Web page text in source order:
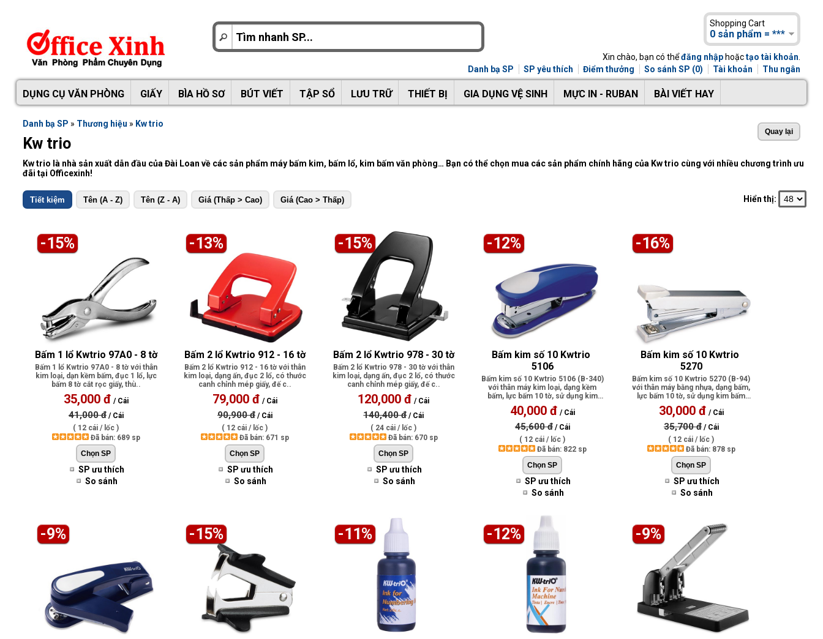
Shopping Cart
0 sản phẩm = ***
Xin chào, bạn có thểđăng nhập hoặctạo tài khoản
Danh bạ SP
SP yêu thích Điểm thưởng So sánh SP (0) Tài khoản Thu ngân
DỤNG CỤ VĂN PHÒNG GIẤY BÌA HỒ SƠ BÚT VIẾT TẬP SỔ LƯU TRỮ THIẾT BỊ GIA DỤNG VỆ SINH MỰC IN - RUBAN BÀI VIẾT HAY
Danh bạ SP » Thương hiệu » Kw trio
Kw trio
Kw trio là nhà sản xuất dẫn đầu của Đài Loan về các sản phẩm máy bấm kim, bấm lổ, kim bấm văn phòng… Bạn có thể chọn mua các sản phẩm chính hãng của Kw trio cùng với nhiều chương trình ưu
đãi tại Officexinh!
Hiển thị:
Tiết kiệm Tên (A - Z) Tên (Z - A) Giá (Thấp > Cao) Giá (Cao > Thấp)
-15%
Bấm 1 lổ Kwtrio 97A0 - 8 tờ
Bấm 1 lổ Kwtrio 97A0 - 8 tờ với thân
kim loại, dạn kềm bấm, đục 1 lổ, lực
bấm 8 tờ cắt rọc giấy, thù..
35,000 đ / Cái
41,000 đ/ Cái
( 12 cái / lốc )
Đã bán: 689 sp
SP ưu thích
So sánh
-13%
Bấm 2 lổ Kwtrio 912 - 16 tờ
Bấm 2 lổ Kwtrio 912 - 16 tờ với thân
kim loại, dạng ấn, đục 2 lổ, có thước
canh chỉnh mép giấy, đế c..
79,000 đ / Cái
90,900 đ/ Cái
( 12 cái / lốc )
Đã bán: 671 sp
SP ưu thích
So sánh
-15%
Bấm 2 lổ Kwtrio 978 - 30 tờ
Bấm 2 lổ Kwtrio 978 - 30 tờ với thân
kim loại, dạng ấn, đục 2 lổ, có thước
canh chỉnh mép giấy, đế c..
120,000 đ / Cái
140,400 đ/ Cái
( 24 cái / lốc )
Đã bán: 670 sp
SP ưu thích
So sánh
-12%
Bấm kim số 10 Kwtrio
5106
Bấm kim số 10 Kwtrio 5106 (B-340)
với thân máy kim loại, dạng kềm
bấm, lực bấm 10 tờ, sử dụng kim
bấ..
40,000 đ / Cái
45,600 đ/ Cái
( 12 cái / lốc )
Đã bán: 822 sp
SP ưu thích
So sánh
-16%
Bấm kim số 10 Kwtrio
5270
Bấm kim số 10 Kwtrio 5270 (B-94)
với thân máy bằng nhựa, dạng bấm,
lực bấm 10 tờ, sử dụng kim bấm
no..
30,000 đ / Cái
35,700 đ/ Cái
( 12 cái / lốc )
Đã bán: 878 sp
SP ưu thích
So sánh
-9% -15% -11% -12% -9%